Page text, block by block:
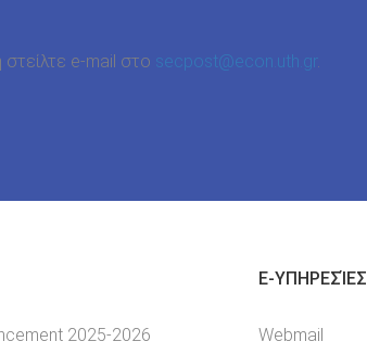
e-mail στο secpost@econ.uth.gr.
2025-2026
E-YΠΗΡΕΣΊΕΣ
Webmail